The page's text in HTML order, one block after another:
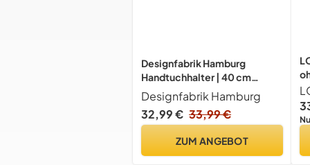
Designfabrik Hamburg
Handtuchhalter | 40 cm
Schwarz | Ohne Bohren
Designfabrik Hamburg
32,99 € 33,99 €
ZUM ANGEBOT